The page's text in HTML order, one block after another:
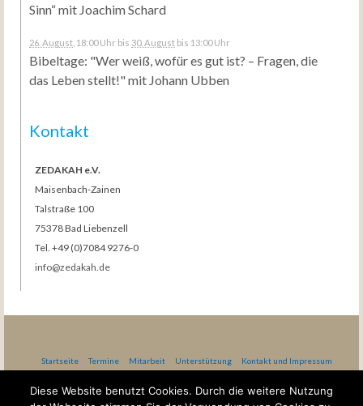
Sinn“ mit Joachim Schard
26. August , 18:00 Uhr bis 30. August bis 13:00 Uhr
Bibeltage: "Wer weiß, wofür es gut ist? – Fragen, die
das Leben stellt!" mit Johann Ubben
Kontakt
ZEDAKAH e.V.
Maisenbach-Zainen
Talstraße 100
75378 Bad Liebenzell
Tel. +49 (0)7084 9276-0
info@zedakah.de
Startseite Termine Mitarbeit Unterstützung Kontakt und Impressum
Datenschutzerklärung nach DSG-EKD AGB Gästehaus Bethel
Diese Website benutzt Cookies. Durch die weitere Nutzung